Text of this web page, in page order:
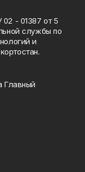
- 01387 от 5
службы по
и
Главный